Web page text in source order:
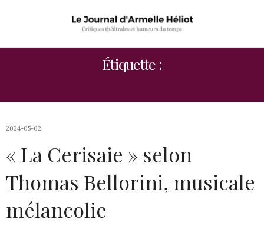
Étiquette :
2024-05-02
« La Cerisaie » selon
Thomas Bellorini, musicale
mélancolie